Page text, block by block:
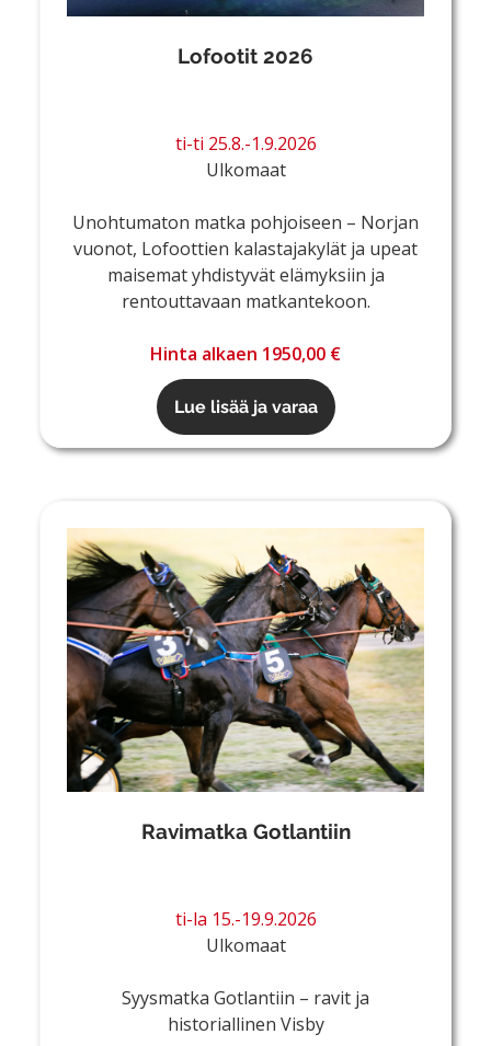
Lofootit 2026
ti-ti 25.8.-1.9.2026
Ulkomaat
Unohtumaton matka pohjoiseen – Norjan
vuonot, Lofoottien kalastajakylät ja upeat
maisemat yhdistyvät elämyksiin ja
rentouttavaan matkantekoon.
Hinta alkaen 1950,00 €
Lue lisää ja varaa
Ravimatka Gotlantiin
ti-la 15.-19.9.2026
Ulkomaat
Syysmatka Gotlantiin – ravit ja
historiallinen Visby